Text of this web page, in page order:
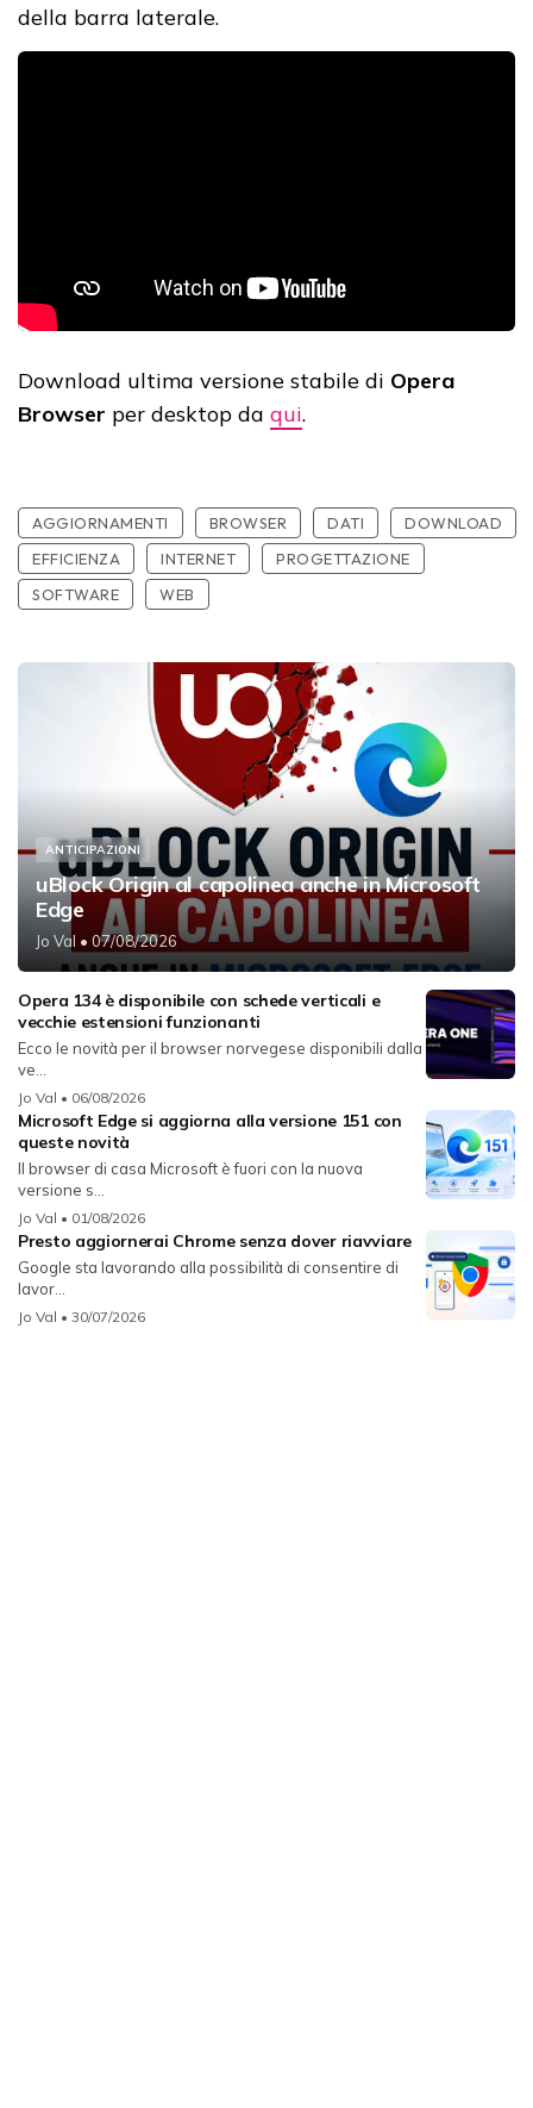
della barra laterale.
Download ultima versione stabile di Opera
Browser per desktop da qui.
AGGIORNAMENTI BROWSER DATI
DOWNLOAD
EFFICIENZA
INTERNET
PROGETTAZIONE
SOFTWARE
WEB
ANTICIPAZIONI
uBlock Origin al capolinea anche in Microsoft
Edge
Jo Val • 07/08/2026
Opera 134 è disponibile con schede verticali e
vecchie estensioni funzionanti
Ecco le novità per il browser norvegese disponibili dalla
ve...
Jo Val • 06/08/2026
Microsoft Edge si aggiorna alla versione 151 con
queste novità
Il browser di casa Microsoft è fuori con la nuova
versione s...
Jo Val • 01/08/2026
Presto aggiornerai Chrome senza dover riavviare
Google sta lavorando alla possibilità di consentire di
lavor...
Jo Val • 30/07/2026